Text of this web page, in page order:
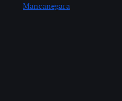
Mancanegara